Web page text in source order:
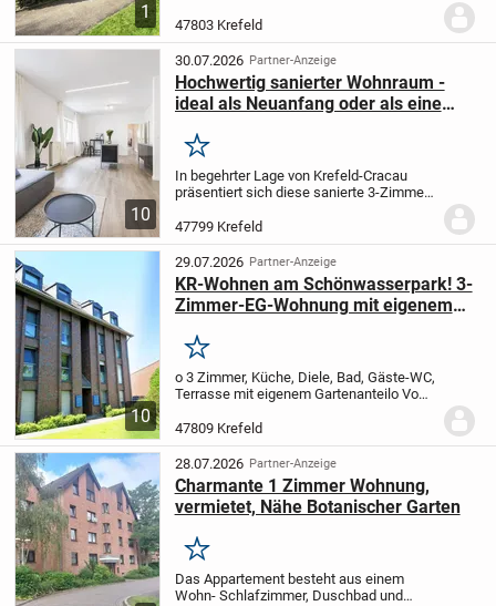
1
und bietet eine Wohnfläche von ca. 65 m².
Die Immobilie überzeugt durch ihren
sehr...
47803 Krefeld
10
30.07.2026 Partner-Anzeige
Hochwertig sanierter Wohnraum -
ideal als Neuanfang oder als eine
Merken
In begehrter Lage von Krefeld-Cracau
präsentiert sich diese sanierte 3-Zimmer-
mit gehobener Ausstattungsqualität und
einem modernen Wohnkomfort. Die
Wohnung...
47799 Krefeld
10
29.07.2026 Partner-Anzeige
KR-Wohnen am Schönwasserpark! 3-
Zimmer-EG-Wohnung mit eigenem
Merken
o 3 Zimmer, Küche, Diele, Bad, Gäste-WC,
Terrasse mit eigenem Gartenanteil o Vom
Sie Zugang zu der nach Westen
ausgerichteten Terrasse.o Sowohl
Schlafzimmer (ca....
47809 Krefeld
28.07.2026 Partner-Anzeige
Charmante 1 Zimmer Wohnung,
vermietet, Nähe Botanischer Garten
Merken
Das Appartement besteht aus einem
Wohn- Schlafzimmer, Duschbad und